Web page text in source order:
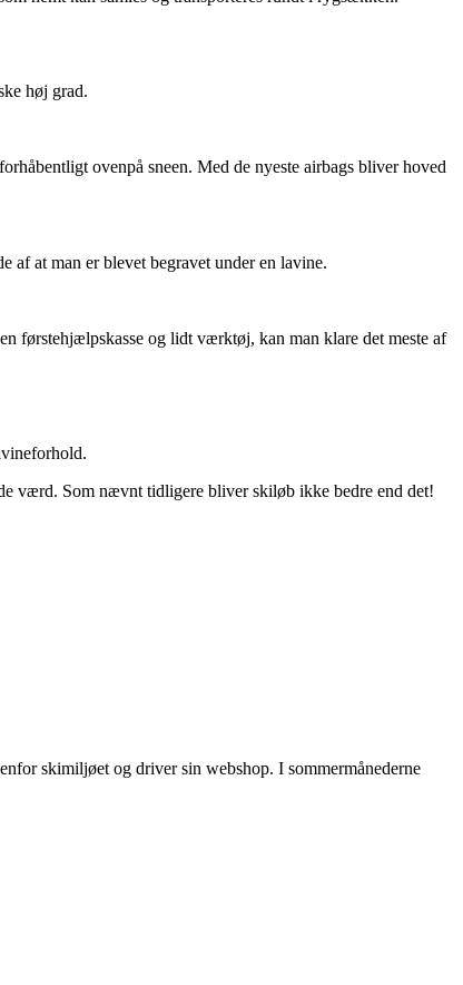
høj grad.
ovenpå sneen. Med de nyeste airbags bliver hoved
at man er blevet begravet under en lavine.
førstehjælpskasse og lidt værktøj, kan man klare det meste af
værd. Som nævnt tidligere bliver skiløb ikke bedre end det!
skimiljøet og driver sin webshop. I sommermånederne